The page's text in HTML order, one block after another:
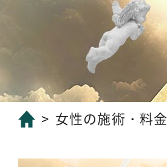
女性の施術・料金